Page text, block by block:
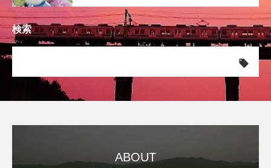
検索
ABOUT